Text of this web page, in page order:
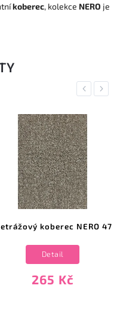
koberec, kolekce NERO je
Previous
koberec NERO 47
265 Kč
Detail
Next